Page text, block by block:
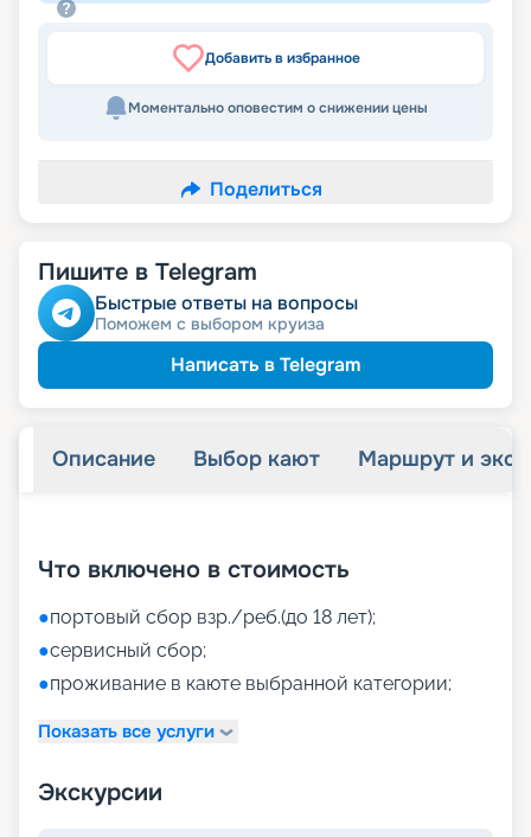
Добавить в избранное
Моментально оповестим о снижении цены
Поделиться
Пишите в Telegram
Быстрые ответы на вопросы
Поможем с выбором круиза
Написать в Telegram
Описание Выбор кают Маршрут и
Что включено в стоимость
●портовый сбор взр./реб.(до 18 лет);
●сервисный сбор;
●проживание в каюте выбранной категории;
Показать все услуги
Экскурсии